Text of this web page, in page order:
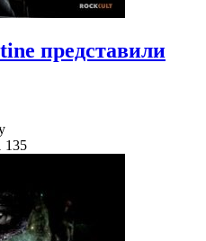
представили
135